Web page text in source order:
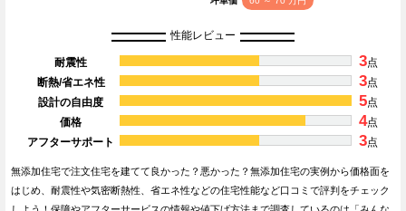
性能レビュー
耐震性 3点
断熱/省エネ性
3点
設計の自由度
5点
価格
4点
アフターサポート
3点
無添加住宅で注文住宅を建てて良かった？悪かった？無添加住宅の実例から価格面を
はじめ、耐震性や気密断熱性、省エネ性などの住宅性能など口コミで評判をチェック